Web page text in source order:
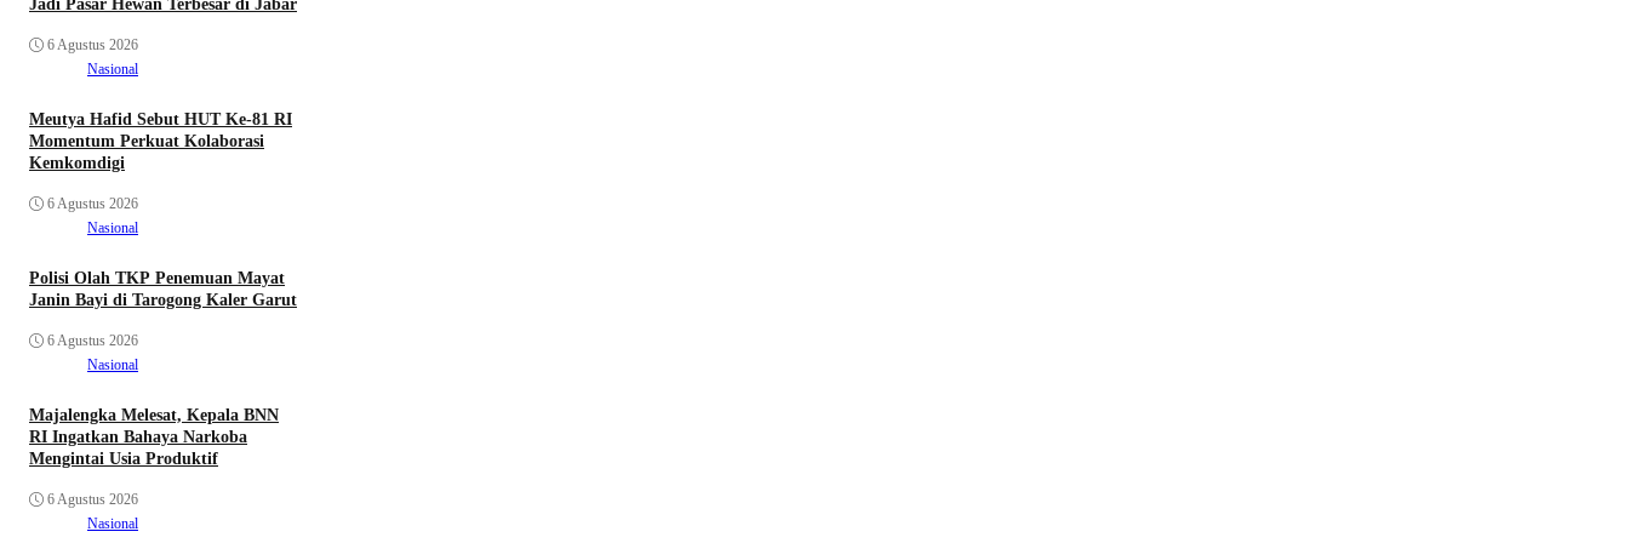
Jadi Pasar Hewan Terbesar di Jabar
6 Agustus 2026
Nasional
Meutya Hafid Sebut HUT Ke-81 RI
Momentum Perkuat Kolaborasi
Kemkomdigi
6 Agustus 2026
Nasional
Polisi Olah TKP Penemuan Mayat
Janin Bayi di Tarogong Kaler Garut
6 Agustus 2026
Nasional
Majalengka Melesat, Kepala BNN
RI Ingatkan Bahaya Narkoba
Mengintai Usia Produktif
6 Agustus 2026
Nasional